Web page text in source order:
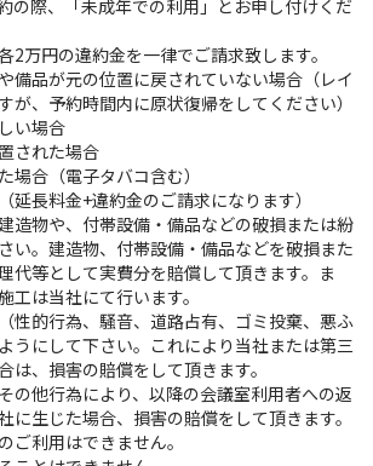
の際、「未成年での利用」とお申し付けくだ
2万円の違約金を一律でご請求致します。
備品が元の位置に戻されていない場合（レイ
が、予約時間内に原状復帰をしてください）
い場合
された場合
場合（電子タバコ含む）
延長料金+違約金のご請求になります）
造物や、付帯設備・備品などの破損または紛
い。建造物、付帯設備・備品などを破損また
代等として実費分を賠償して頂きます。ま
工は当社にて行います。
性的行為、騒音、道路占有、ゴミ投棄、悪ふ
うにして下さい。これにより当社または第三
は、損害の賠償をして頂きます。
の他行為により、以降の会議室利用者への返
に生じた場合、損害の賠償をして頂きます。
ご利用はできません。